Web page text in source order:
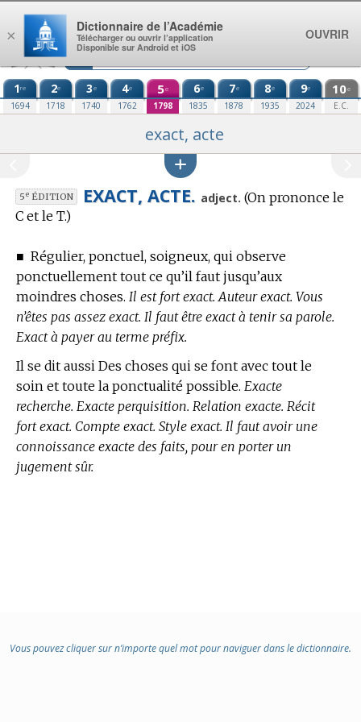
Aller au contenu
1re
1694
2e
1718
3e
1740
4e
1762
5e
1798
6e
1835
7e
1878
8e
1935
9e
2024
10e
E.C.
exact, acte
5eÉDITION EXACT, ACTE. adject. (On prononce le
C et le T.)
■ Régulier, ponctuel, soigneux, qui observe
ponctuellement tout ce qu’il faut jusqu’aux
moindres choses. Il est fort exact. Auteur exact. Vous
n’êtes pas assez exact. Il faut être exact à tenir sa parole.
Exact à payer au terme préfix.
Il se dit aussi Des choses qui se font avec tout le
soin et toute la ponctualité possible. Exacte
recherche. Exacte perquisition. Relation exacte. Récit
fort exact. Compte exact. Style exact. Il faut avoir une
connoissance exacte des faits, pour en porter un
jugement sûr.
Vous pouvez cliquer sur n’importe quel mot pour naviguer dans le dictionnaire.
×
Dictionnaire de l’Académie
Télécharger ou ouvrir l’application
Disponible sur Android et iOS
OUVRIR